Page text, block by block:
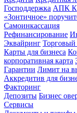
Господдержка АПК
«Зонтичное»
Самоинкассация
Рефинансирование
Эквайринг Торговый
Карты для бизнеса
корпоративная карта
Гарантии Лимит на
Аккредитив для
Факторинг
Депозиты Бизнес
Сервисы